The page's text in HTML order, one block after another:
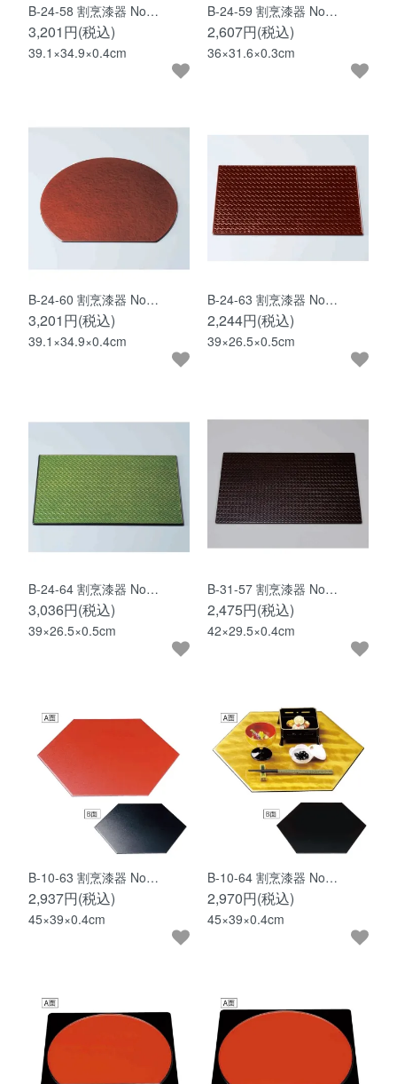
B-24-58 割烹漆器 No…
3,201円(税込)
39.1×34.9×0.4cm
B-24-59 割烹漆器 No…
2,607円(税込)
36×31.6×0.3cm
B-24-60 割烹漆器 No…
3,201円(税込)
39.1×34.9×0.4cm
B-24-63 割烹漆器 No…
2,244円(税込)
39×26.5×0.5cm
B-24-64 割烹漆器 No…
3,036円(税込)
39×26.5×0.5cm
B-31-57 割烹漆器 No…
2,475円(税込)
42×29.5×0.4cm
B-10-63 割烹漆器 No…
2,937円(税込)
45×39×0.4cm
B-10-64 割烹漆器 No…
2,970円(税込)
45×39×0.4cm